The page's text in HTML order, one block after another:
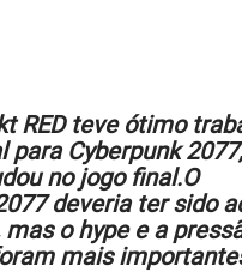
RED teve ótimo
para Cyberpunk
no jogo final.O
deveria ter sido
o hype e a
mais